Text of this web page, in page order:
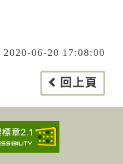
2020-06-20 17:08:00
回上頁